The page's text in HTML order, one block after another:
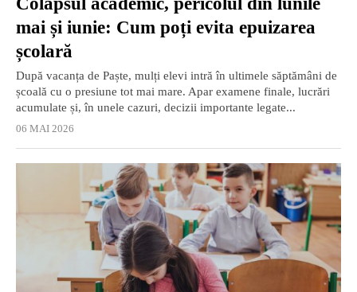
mai și iunie: Cum poți evita epuizarea
școlară
După vacanța de Paște, mulți elevi intră în ultimele săptămâni de
școală cu o presiune tot mai mare. Apar examene finale, lucrări
acumulate și, în unele cazuri, decizii importante legate...
06 MAI 2026